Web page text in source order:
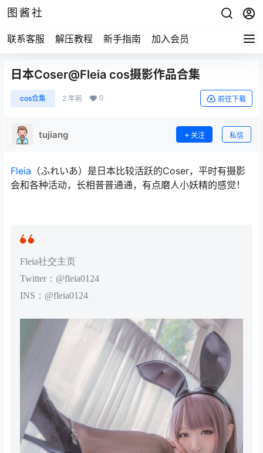
图酱社
联系客服 解压教程 新手指南 加入会员
日本Coser@Fleia cos摄影作品合集
cos合集 2 年前 0 前往下载
tujiang 关注 私信
Fleia （ふれいあ）是日本比较活跃的Coser，平时有摄影
会和各种活动，长相普普通通，有点磨人小妖精的感觉！
Fleia社交主页
Twitter：@fleia0124
INS：@fleia0124